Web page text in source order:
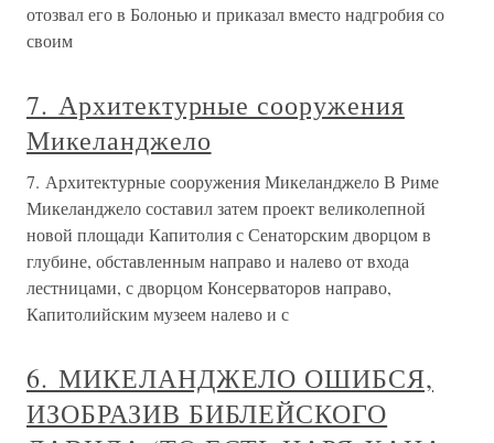
отозвал его в Болонью и приказал вместо надгробия со
своим
7. Архитектурные сооружения
Микеланджело
7. Архитектурные сооружения Микеланджело В Риме
Микеланджело составил затем проект великолепной
новой площади Капитолия с Сенаторским дворцом в
глубине, обставленным направо и налево от входа
лестницами, с дворцом Консерваторов направо,
Капитолийским музеем налево и с
6. МИКЕЛАНДЖЕЛО ОШИБСЯ,
ИЗОБРАЗИВ БИБЛЕЙСКОГО